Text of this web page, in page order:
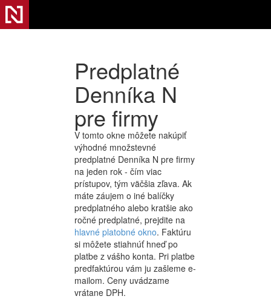
Predplatné
Denníka N
pre firmy
V tomto okne môžete nakúpiť
výhodné množstevné
predplatné Denníka N pre firmy
na jeden rok - čím viac
prístupov, tým väčšia zľava. Ak
máte záujem o iné balíčky
predplatného alebo kratšie ako
ročné predplatné, prejdite na
hlavné platobné okno. Faktúru
si môžete stiahnúť hneď po
platbe z vášho konta. Pri platbe
predfaktúrou vám ju zašleme e-
mailom. Ceny uvádzame
vrátane DPH.